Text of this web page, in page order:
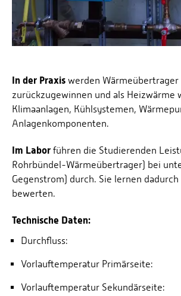
In der Praxis werden
zurückzugewinnen und als Heizwärme
Klimaanlagen, Kühlsystemen,
Anlagenkomponenten.
Im Labor führen die Studierenden
Rohrbündel-Wärmeübertrager) bei
Gegenstrom) durch. Sie lernen
bewerten.
Technische Daten:
Durchfluss: 3 l/
Vorlauftemperatur Primärseite:
Vorlauftemperatur